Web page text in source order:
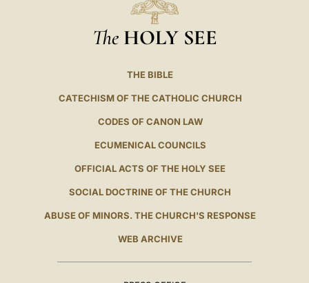
The HOLY SEE
THE BIBLE
CATECHISM OF THE CATHOLIC CHURCH
CODES OF CANON LAW
ECUMENICAL COUNCILS
OFFICIAL ACTS OF THE HOLY SEE
SOCIAL DOCTRINE OF THE CHURCH
ABUSE OF MINORS. THE CHURCH'S RESPONSE
WEB ARCHIVE